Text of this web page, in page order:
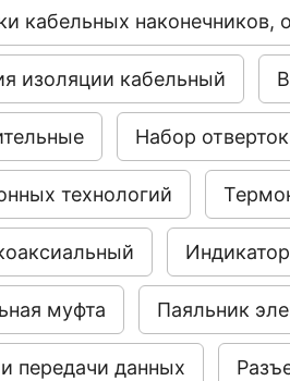
кабельных наконечников,
изоляции кабельный
Набор отверток
технологий
муфта Паяльник
передачи данных